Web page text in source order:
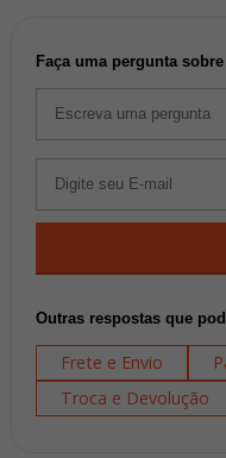
Faça uma pergunta
Outras respostas que
Frete e Envio
Troca e Devolução